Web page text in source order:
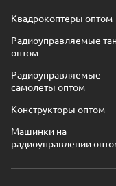
Квадрокоптеры оптом
Радиоуправляемые
оптом
Радиоуправляемые
самолеты оптом
Конструкторы оптом
Машинки на
радиоуправлении